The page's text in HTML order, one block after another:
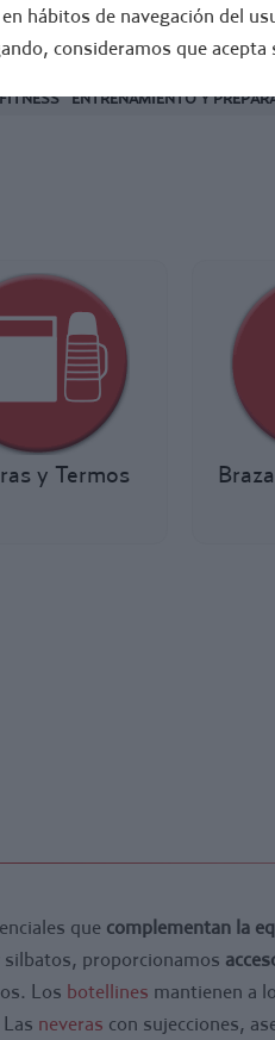
ENTRENAMIENTO Y
y Termos
que complementan la
silbatos, proporcionamos
Los botellines mantienen a
neveras con sujecciones,
hábitos de navegación del
consideramos que acepta